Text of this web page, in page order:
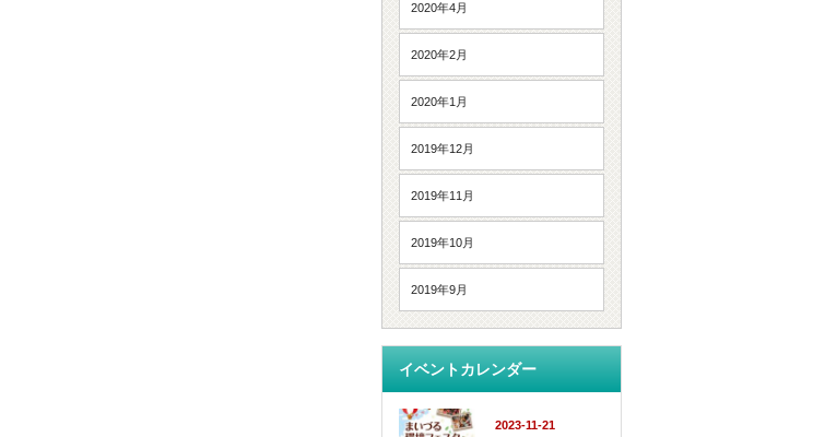
2020年4月
2020年2月
2020年1月
2019年12月
2019年11月
2019年10月
2019年9月
イベントカレンダー
2023-11-21